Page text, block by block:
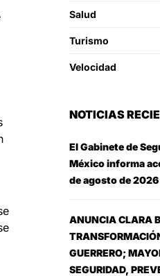
Salud
Turismo
Velocidad
NOTICIAS
El Gabinete de
México informa
de agosto de 2026
ANUNCIA CLARA
GUERRERO;
SEGURIDAD,